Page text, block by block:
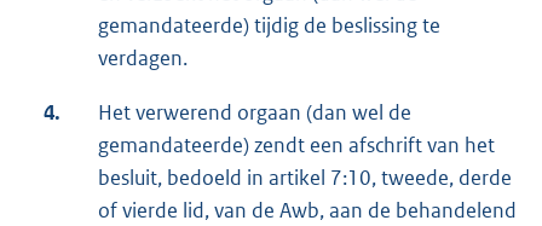
gemandateerde) tijdig de beslissing te
verdagen.
4.
Het verwerend orgaan (dan wel de
gemandateerde) zendt een afschrift van het
besluit, bedoeld in artikel 7:10, tweede, derde
of vierde lid, van de Awb, aan de behandelend